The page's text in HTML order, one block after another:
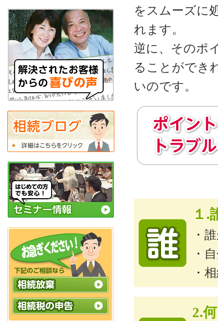
をスムーズに
れます。
逆に、そのポ
ることができ
いのです。
１.
・
・
・
2.